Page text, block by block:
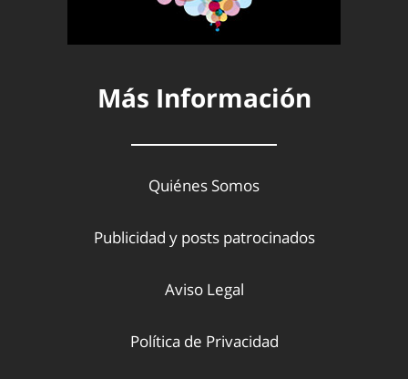
Más Información
Quiénes Somos
Publicidad y posts patrocinados
Aviso Legal
Política de Privacidad